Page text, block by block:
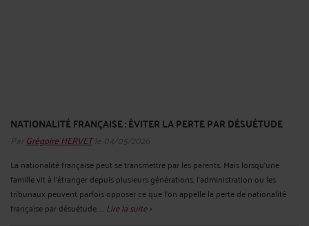
NATIONALITÉ FRANÇAISE : ÉVITER LA PERTE PAR DÉSUÉTUDE
Par Grégoire HERVETle 04/05/2026
La nationalité française peut se transmettre par les parents. Mais lorsqu’une
famille vit à l’étranger depuis plusieurs générations, l’administration ou les
tribunaux peuvent parfois opposer ce que l’on appelle la perte de nationalité
française par désuétude. ... Lire la suite >